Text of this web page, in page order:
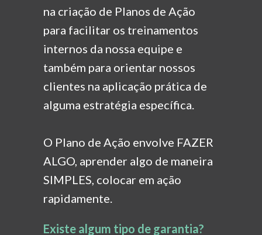
na criação de Planos de Ação
para facilitar os treinamentos
internos da nossa equipe e
também para orientar nossos
clientes na aplicação prática de
alguma estratégia específica.
O Plano de Ação envolve FAZER
ALGO, aprender algo de maneira
SIMPLES, colocar em ação
rapidamente.
Existe algum tipo de garantia?